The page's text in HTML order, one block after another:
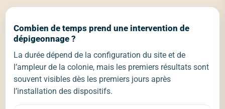
Combien de temps prend une intervention de
dépigeonnage ?
La durée dépend de la configuration du site et de
l’ampleur de la colonie, mais les premiers résultats sont
souvent visibles dès les premiers jours après
l’installation des dispositifs.